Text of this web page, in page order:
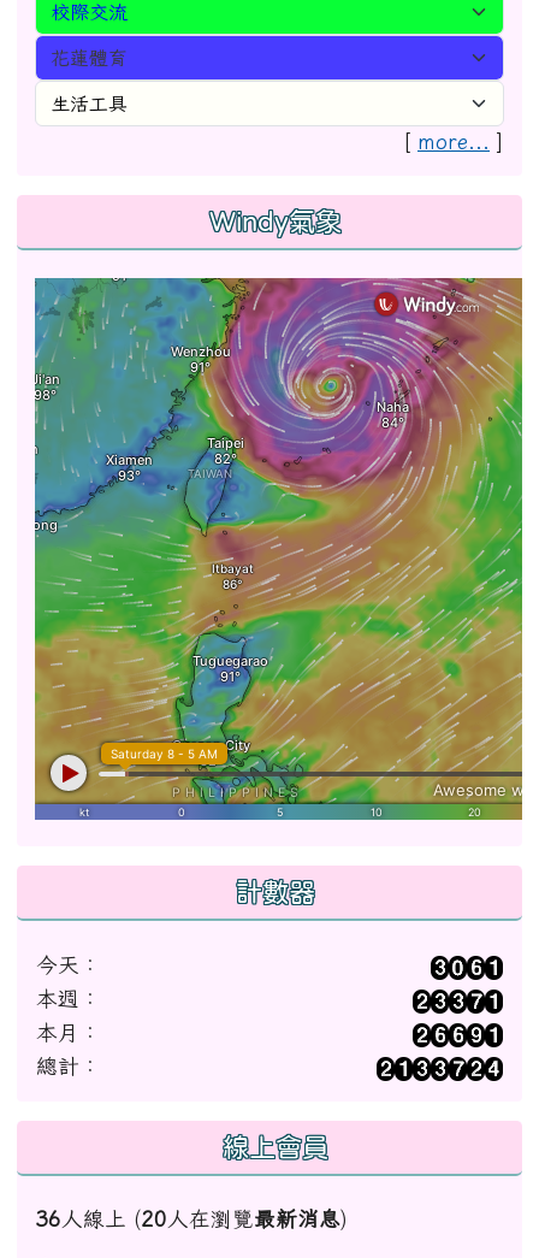
[ more... ]
Windy氣象
計數器
今天：
本週：
本月：
總計：
線上會員
36 人線上 (20 人在瀏覽最新消息)